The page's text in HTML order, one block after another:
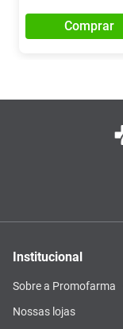
Comprar
Institucional
Sobre a Promofarma
Nossas lojas